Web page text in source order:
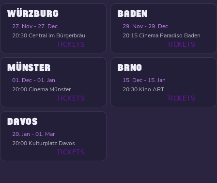
WÜRZBURG
27. Nov - 27. Dec
20:30Central im Bürgerbräu
TICKETS
BADEN
29. Nov - 29. Dec
20:15Cinema Paradiso Baden
TICKETS
MÜNSTER
01. Dec - 01. Jan
20:00Cinema Münster
TICKETS
BRNO
15. Dec - 15. Jan
20:30 Kino ART
TICKETS
DAVOS
29. Jan - 01. Mar
20:00 Kulturplatz Davos
TICKETS